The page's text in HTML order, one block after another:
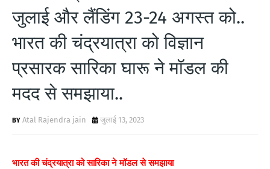
जुलाई और लैंडिंग 23-24 अगस्‍त को..
भारत की चंद्रयात्रा को विज्ञान
प्रसारक सारिका घारू ने मॉडल की
मदद से समझाया..
Atal Rajendra jain जुलाई 13, 2023
भारत की चंद्रयात्रा को सारिका ने मॉडल से समझाया